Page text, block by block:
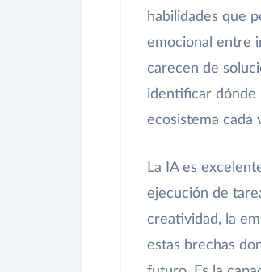
habilidades que
emocional entre
carecen de
identificar dónde
ecosistema cada
La IA es
ejecución de
creatividad, la
estas brechas